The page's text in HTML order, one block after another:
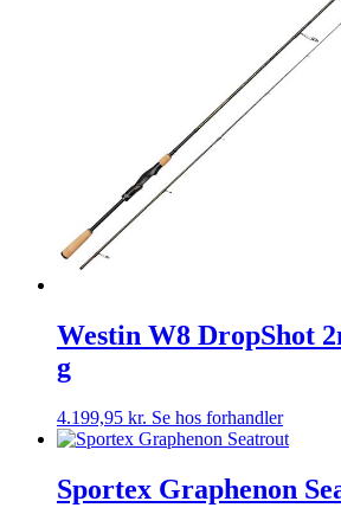
Westin W8 DropShot
g
4.199,95 kr. Se hos forhandler
Sportex Graphenon